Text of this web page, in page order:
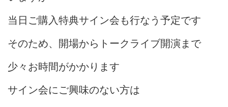
当日ご購入特典サイン会も行なう予定です
そのため、開場からトークライブ開演まで
少々お時間がかかります
サイン会にご興味のない方は